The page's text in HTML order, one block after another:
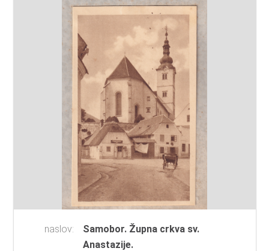
naslov:
Samobor. Župna crkva sv.
Anastazije.